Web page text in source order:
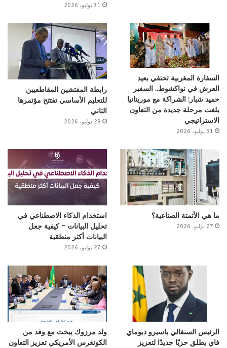
31 يوليو، 2026
السفارة المغربية تحتفي بعيد
العرش في نواكشوط.. السفير
حميد شبار: الشراكة مع موريتانيا
بلغت مرحلة جديدة من التعاون
الاستراتيجي
31 يوليو، 2026
رابطة المفتشين المقاطعيين
للتعليم الأساسي تفتتح مؤتمرها
الثاني
28 يوليو، 2026
ما هي الأتمتة الصناعية؟
27 يوليو، 2026
استخدام الذكاء الاصطناعي في
تحليل البيانات – كيفية جعل
البيانات أكثر منطقية
27 يوليو، 2026
الرئيس السنغالي باسيرو ديوماي
فاي يطلق حزبًا جديدًا لتعزيز
ولد مرزوك يبحث مع وفد من
الكونغرس الأمريكي تعزيز التعاون